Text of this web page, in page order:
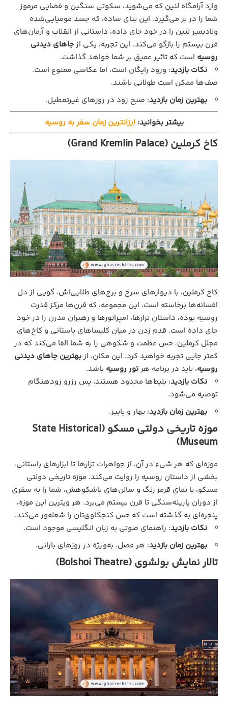
وارد آرامگاه لنین که می‌شوید، سکوتی سنگین و فضایی مرموز
شما را در بر می‌گیرد. این بنای ساده، که جسد مومیایی‌شده
ولادیمیر لنین را در خود جای داده، داستانی از انقلاب و آرمان‌های
قرن بیستم را بازگو می‌کند. این تجربه، یکی ازجاهای دیدنی
روسیه است که تاثیر عمیق بر شما خواهد گذاشت.
نکات بازدید: ورود رایگان است، اما عکاسی ممنوع است.
صف‌ها ممکن است طولانی باشند.
بهترین زمان بازدید: صبح زود در روزهای غیرتعطیل.
بیشتر بخوانید:ارزانترین زمان سفر به روسیه
کاخ کرملین (Grand Kremlin Palace)
کاخ کرملین، با دیوارهای سرخ و برج‌های طلایی‌اش، گویی از دل
افسانه‌ها برخاسته است. این مجموعه، که قرن‌ها مرکز قدرت
روسیه بوده، داستان تزارها، امپراتورها و رهبران مدرن را در خود
جای داده است. قدم زدن در میان کلیساهای باستانی و کاخ‌های
مجلل کرملین، حس عظمت و شکوهی را به شما القا می‌کند که در
کمتر جایی تجربه خواهید کرد. این مکان، ازبهترین جاهای دیدنی
روسیه، باید در برنامه هرتور روسیه باشد.
نکات بازدید: بلیط‌ها محدود هستند، پس رزرو زودهنگام
توصیه می‌شود.
بهترین زمان بازدید: بهار و پاییز.
موزه تاریخی دولتی مسکو (State Historical
Museum)
موزه‌ای که هر شیء در آن، از جواهرات تزارها تا ابزارهای باستانی،
بخشی از داستان روسیه را روایت می‌کند. موزه تاریخی دولتی
مسکو، با نمای قرمز رنگ و سالن‌های باشکوهش، شما را به سفری
از دوران پارینه‌سنگی تا قرن بیستم می‌برد. هر ویترین این موزه،
پنجره‌ای به گذشته است که حس کنجکاوی‌تان را شعله‌ور می‌کند.
نکات بازدید: راهنمای صوتی به زبان انگلیسی موجود است.
بهترین زمان بازدید: هر فصل، به‌ویژه در روزهای بارانی.
تالار نمایش بولشوی (Bolshoi Theatre)